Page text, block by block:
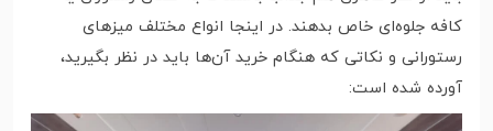
کافه جلوه‌ای خاص بدهند. در اینجا انواع مختلف میزهای
رستورانی و نکاتی که هنگام خرید آن‌ها باید در نظر بگیرید،
آورده شده است: